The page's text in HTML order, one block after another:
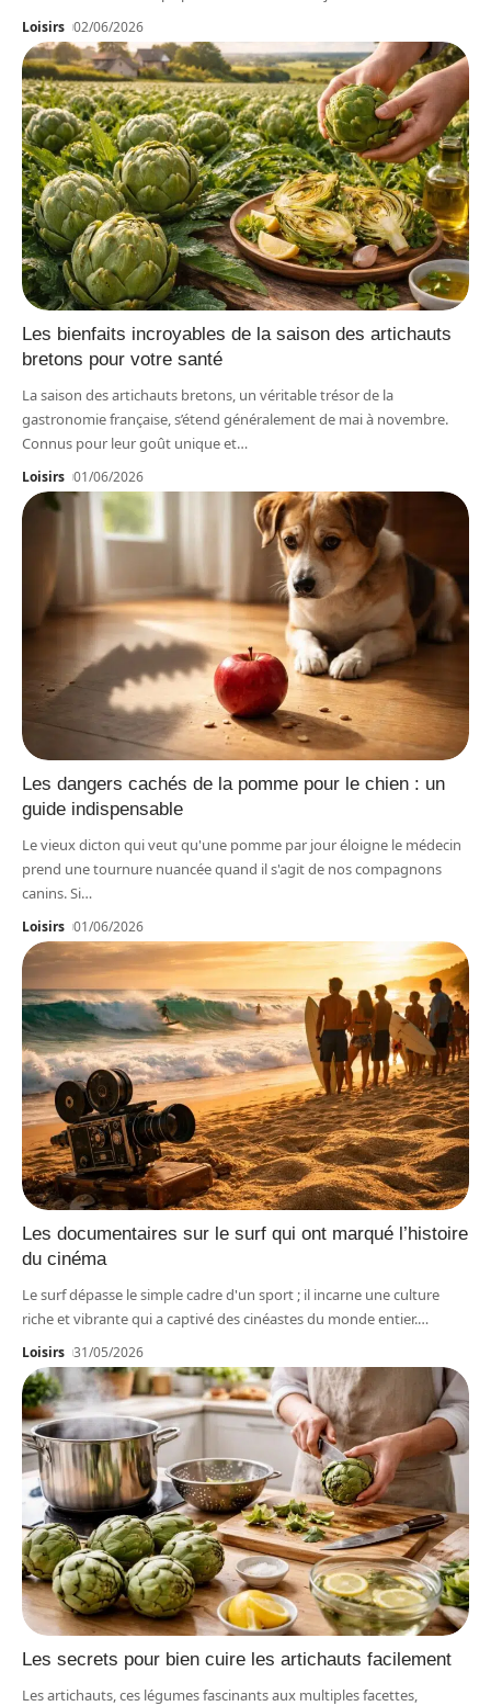
Loisirs 02/06/2026
Les bienfaits incroyables de la saison des artichauts
bretons pour votre santé
La saison des artichauts bretons, un véritable trésor de la
gastronomie française, s’étend généralement de mai à novembre.
Connus pour leur goût unique et…
Loisirs 01/06/2026
Les dangers cachés de la pomme pour le chien : un
guide indispensable
Le vieux dicton qui veut qu'une pomme par jour éloigne le médecin
prend une tournure nuancée quand il s'agit de nos compagnons
canins. Si…
Loisirs 01/06/2026
Les documentaires sur le surf qui ont marqué l’histoire
du cinéma
Le surf dépasse le simple cadre d'un sport ; il incarne une culture
riche et vibrante qui a captivé des cinéastes du monde entier.…
Loisirs 31/05/2026
Les secrets pour bien cuire les artichauts facilement
Les artichauts, ces légumes fascinants aux multiples facettes,